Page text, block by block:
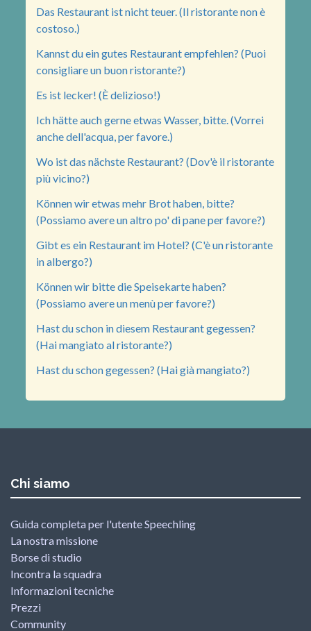
Das Restaurant ist nicht teuer. (Il ristorante non è
costoso.)
Kannst du ein gutes Restaurant empfehlen? (Puoi
consigliare un buon ristorante?)
Es ist lecker! (È delizioso!)
Ich hätte auch gerne etwas Wasser, bitte. (Vorrei
anche dell'acqua, per favore.)
Wo ist das nächste Restaurant? (Dov'è il ristorante
più vicino?)
Können wir etwas mehr Brot haben, bitte?
(Possiamo avere un altro po' di pane per favore?)
Gibt es ein Restaurant im Hotel? (C'è un ristorante
in albergo?)
Können wir bitte die Speisekarte haben?
(Possiamo avere un menù per favore?)
Hast du schon in diesem Restaurant gegessen?
(Hai mangiato al ristorante?)
Hast du schon gegessen? (Hai già mangiato?)
Chi siamo
Guida completa per l'utente Speechling
La nostra missione
Borse di studio
Incontra la squadra
Informazioni tecniche
Prezzi
Community